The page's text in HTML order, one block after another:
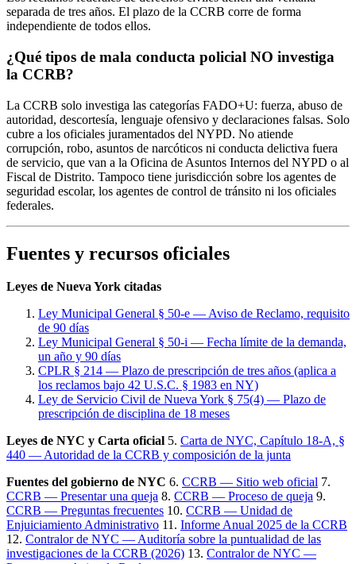
separada de tres años. El plazo de la CCRB corre de forma
independiente de todos ellos.
¿Qué tipos de mala conducta policial NO investiga
la CCRB?
La CCRB solo investiga las categorías FADO+U: fuerza, abuso de
autoridad, descortesía, lenguaje ofensivo y declaraciones falsas. Solo
cubre a los oficiales juramentados del NYPD. No atiende
corrupción, robo, asuntos de narcóticos ni conducta delictiva fuera
de servicio, que van a la Oficina de Asuntos Internos del NYPD o al
Fiscal de Distrito. Tampoco tiene jurisdicción sobre los agentes de
seguridad escolar, los agentes de control de tránsito ni los oficiales
federales.
Fuentes y recursos oficiales
Leyes de Nueva York citadas
Ley Municipal General § 50-e — Aviso de Reclamo, requisito
de 90 días
Ley Municipal General § 50-i — Fecha límite de la demanda,
un año y 90 días
CPLR § 214 — Plazo de prescripción de tres años (aplica a
los reclamos bajo 42 U.S.C. § 1983 en NY)
Ley de Servicio Civil de Nueva York § 75(4) — Plazo de
prescripción de disciplina de 18 meses
Leyes de NYC y Carta oficial 5. Carta de NYC, Capítulo 18-A, §
440 — Autoridad de la CCRB y composición de la junta
Fuentes del gobierno de NYC 6. CCRB — Sitio web oficial 7.
CCRB — Presentar una queja 8. CCRB — Proceso de queja 9.
CCRB — Preguntas frecuentes 10. CCRB — Unidad de
Enjuiciamiento Administrativo 11. Informe Anual 2025 de la CCRB
12. Contralor de NYC — Auditoría sobre la puntualidad de las
investigaciones de la CCRB (2026) 13. Contralor de NYC —